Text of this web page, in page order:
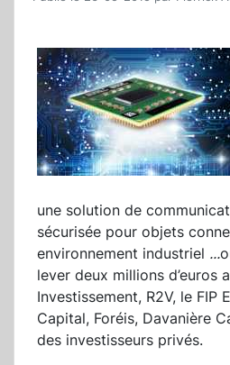
une solution de
sécurisée pour objets
environnement industriel ...
lever deux millions d’euros
Investissement, R2V, le FIP
Capital, Foréis, Davanière
des investisseurs privés.